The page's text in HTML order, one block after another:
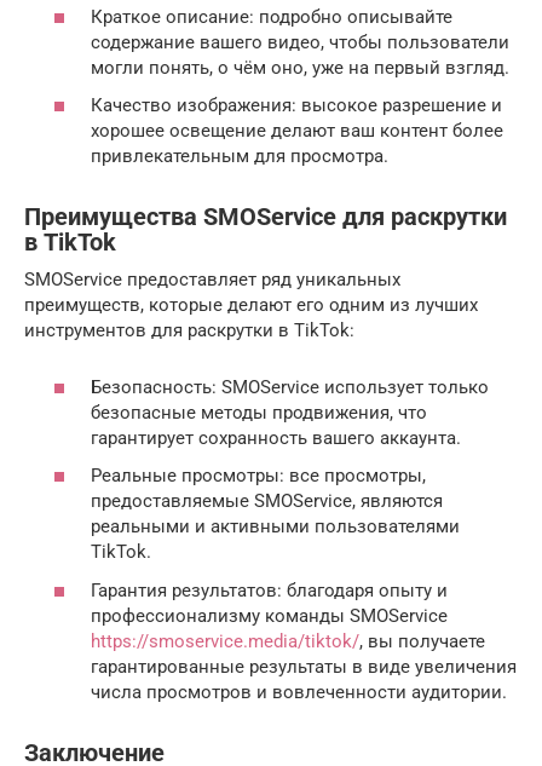
Краткое описание: подробно описывайте
содержание вашего видео, чтобы пользователи
могли понять, о чём оно, уже на первый взгляд.
Качество изображения: высокое разрешение и
хорошее освещение делают ваш контент более
привлекательным для просмотра.
Преимущества SMOService для раскрутки
в TikTok
SMOService предоставляет ряд уникальных
преимуществ, которые делают его одним из лучших
инструментов для раскрутки в TikTok:
Безопасность: SMOService использует только
безопасные методы продвижения, что
гарантирует сохранность вашего аккаунта.
Реальные просмотры: все просмотры,
предоставляемые SMOService, являются
реальными и активными пользователями
TikTok.
Гарантия результатов: благодаря опыту и
профессионализму команды SMOService
https://smoservice.media/tiktok/, вы получаете
гарантированные результаты в виде увеличения
числа просмотров и вовлеченности аудитории.
Заключение